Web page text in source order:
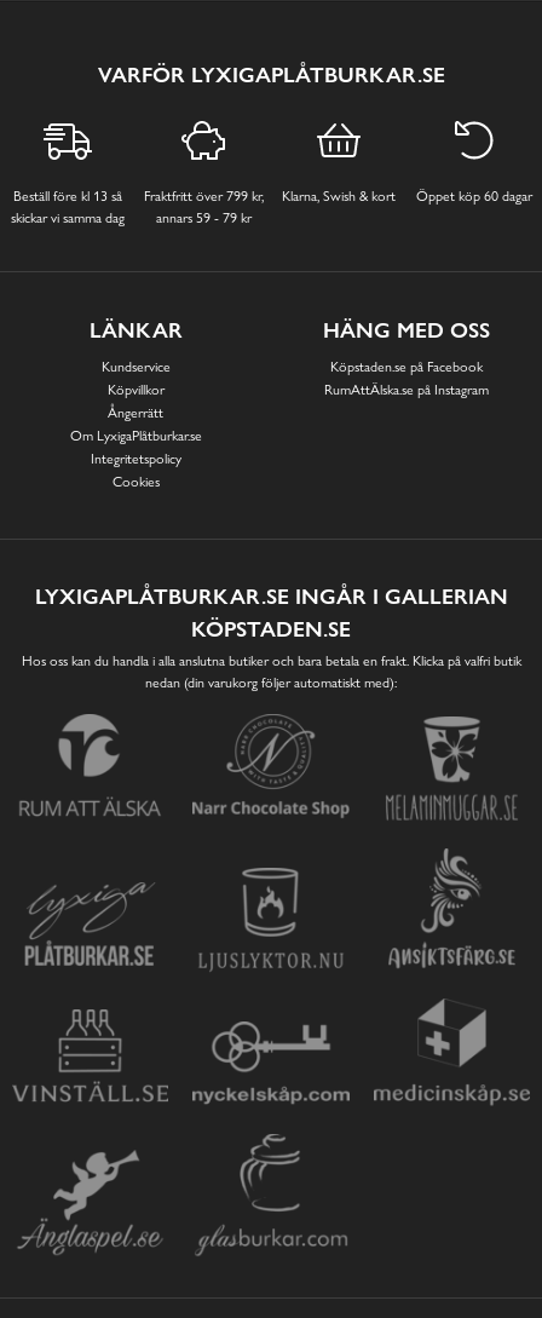
VARFÖR LYXIGAPLÅTBURKAR.SE
Beställ före kl 13 så
skickar vi samma dag
Fraktfritt över 799 kr,
annars 59 - 79 kr
Klarna, Swish & kort Öppet köp 60 dagar
LÄNKAR
Kundservice
Köpvillkor
Ångerrätt
Om LyxigaPlåtburkar.se
Integritetspolicy
Cookies
HÄNG MED OSS
Köpstaden.se på Facebook
RumAttÄlska.se på Instagram
LYXIGAPLÅTBURKAR.SE INGÅR I GALLERIAN
KÖPSTADEN.SE
Hos oss kan du handla i alla anslutna butiker och bara betala en frakt. Klicka på valfri butik
nedan (din varukorg följer automatiskt med):